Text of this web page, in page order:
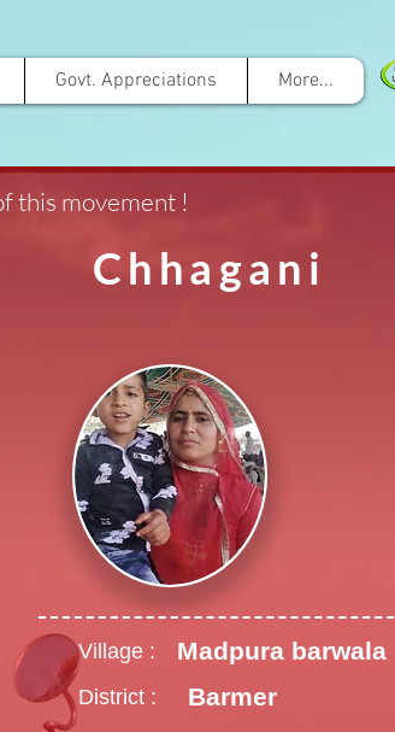
Govt. Appreciations More...
Chhagani
Village : Madpura barwala
District : Barmer
this movement !